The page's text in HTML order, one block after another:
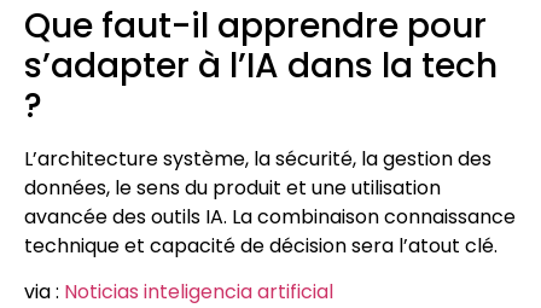
Que faut-il apprendre pour
s’adapter à l’IA dans la tech
?
L’architecture système, la sécurité, la gestion des
données, le sens du produit et une utilisation
avancée des outils IA. La combinaison connaissance
technique et capacité de décision sera l’atout clé.
via : Noticias inteligencia artificial